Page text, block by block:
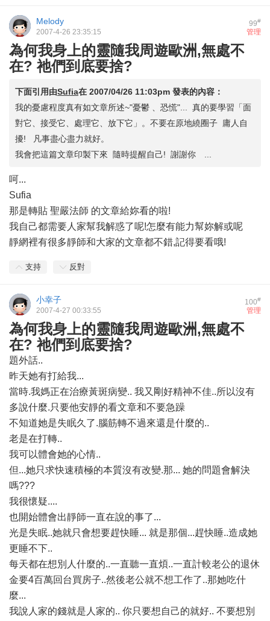
99#
Melody
管理
2007-4-26 23:35:15
為何我身上的靈隨我周遊歐洲,無處不
在? 祂們到底要捨?
下面引用由Sufia在 2007/04/26 11:03pm 發表的內容：
我的憂慮程度真有如文章所述~"憂鬱 、恐慌"... 真的要學習「面
對它、接受它、處理它、放下它」。不要在原地繞圈子 庸人自
擾! 凡事盡心盡力就好。
我會把這篇文章印製下來 隨時提醒自己! 謝謝你 ...
呵...
Sufia
那是轉貼 聖嚴法師 的文章給妳看的啦!
我自己都需要人家幫我解惑了呢!怎麼有能力幫妳解或呢
靜網裡有很多靜師和大家的文章都不錯,記得要看哦!
支持 反對
100#
小幸子
管理
2007-4-27 00:33:55
為何我身上的靈隨我周遊歐洲,無處不
在? 祂們到底要捨?
題外話..
昨天她有打給我...
當時.我媽正在治療黃斑病變.. 我又剛好精神不佳..所以沒有
多說什麼.只要他安靜的看文章和不要急躁
不知道她是失眠久了.腦筋轉不過來還是什麼的..
老是在打轉..
我可以體會她的心情..
但...她只求快速積極的本質沒有改變.那... 她的問題會解決
嗎???
我很懷疑....
也開始體會出靜師一直在說的事了...
光是失眠..她就只會想要趕快睡... 就是那個...趕快睡..造成她
更睡不下..
每天都在想別人什麼的..一直聽一直煩..一直計較老公的退休
金要4百萬回台買房子..然後老公就不想工作了..那她吃什
麼...
我說人家的錢就是人家的.. 你只要想自己的就好.. 不要想別